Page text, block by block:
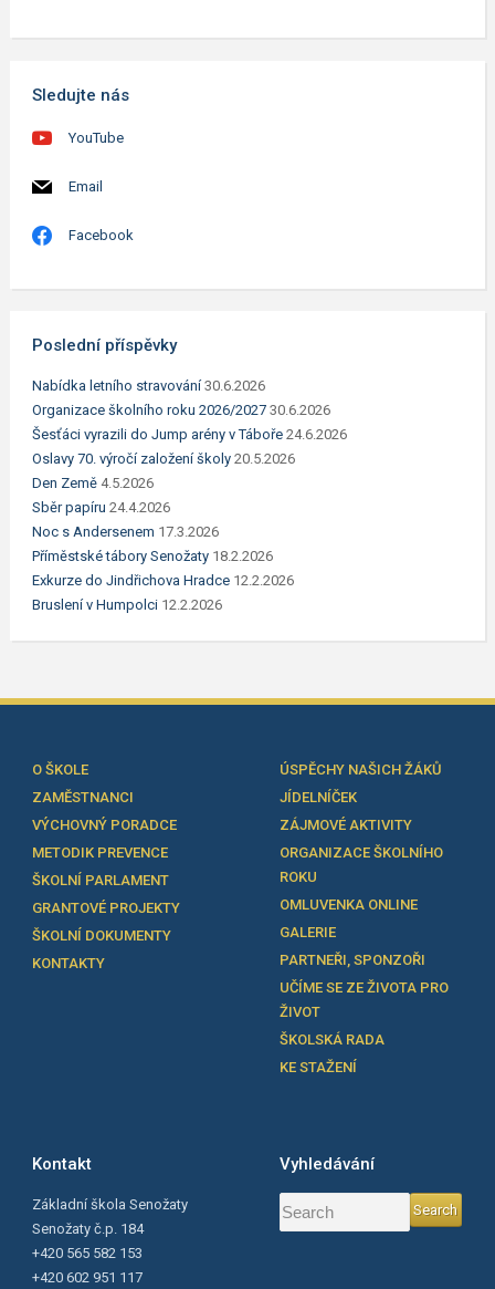
Sledujte nás
YouTube
Email
Facebook
Poslední příspěvky
Nabídka letního stravování 30.6.2026
Organizace školního roku 2026/2027 30.6.2026
Šesťáci vyrazili do Jump arény v Táboře 24.6.2026
Oslavy 70. výročí založení školy 20.5.2026
Den Země 4.5.2026
Sběr papíru 24.4.2026
Noc s Andersenem 17.3.2026
Příměstské tábory Senožaty 18.2.2026
Exkurze do Jindřichova Hradce 12.2.2026
Bruslení v Humpolci 12.2.2026
O ŠKOLE
ZAMĚSTNANCI
VÝCHOVNÝ PORADCE
METODIK PREVENCE
ŠKOLNÍ PARLAMENT
GRANTOVÉ PROJEKTY
ŠKOLNÍ DOKUMENTY
KONTAKTY
ÚSPĚCHY NAŠICH ŽÁKŮ
JÍDELNÍČEK
ZÁJMOVÉ AKTIVITY
ORGANIZACE ŠKOLNÍHO
ROKU
OMLUVENKA ONLINE
GALERIE
PARTNEŘI, SPONZOŘI
UČÍME SE ZE ŽIVOTA PRO
ŽIVOT
ŠKOLSKÁ RADA
KE STAŽENÍ
Kontakt
Základní škola Senožaty
Senožaty č.p. 184
+420 565 582 153
+420 602 951 117
Vyhledávání